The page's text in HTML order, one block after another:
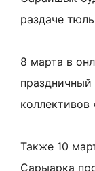
раздаче
8 марта в
коллективов
Также 10
Сарыарка